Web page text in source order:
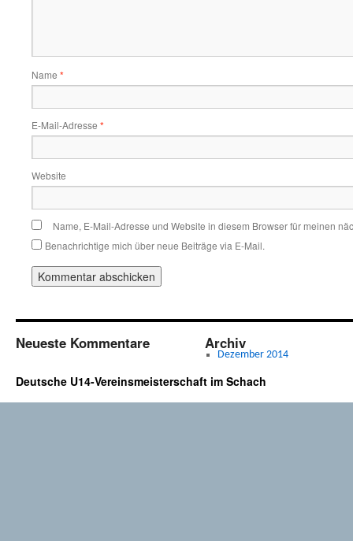
Name *
E-Mail-Adresse *
Website
Name, E-Mail-Adresse und Website in diesem Browser für meinen
Benachrichtige mich über neue Beiträge via E-Mail.
Neueste Kommentare Archiv
Dezember 2014
Deutsche U14-Vereinsmeisterschaft im Schach